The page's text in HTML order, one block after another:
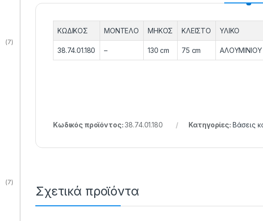
ΚΩΔΙΚΟΣ ΜΟΝΤΕΛΟ ΜΗΚΟΣ ΚΛΕΙΣΤΟ ΥΛΙΚΟ
38.74.01.180 – 130 cm 75 cm ΑΛΟΥΜΙΝΙΟΥ
Κωδικός προϊόντος:38.74.01.180 Κατηγορίες: Βάσεις
Σχετικά προϊόντα
(7)
(7)